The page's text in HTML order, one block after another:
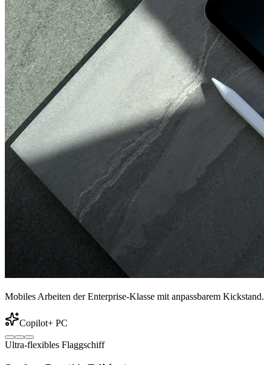
Mobiles Arbeiten der Enterprise-Klasse mit anpassbarem Kickstand.
Copilot+ PC
Ultra-flexibles Flaggschiff